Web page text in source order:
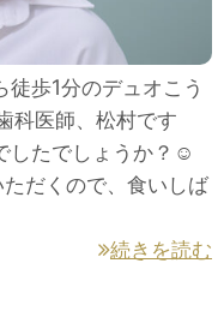
歩1分のデュオこう
科医師、松村です
したでしょうか？☺
だくので、食いしば
続きを読む